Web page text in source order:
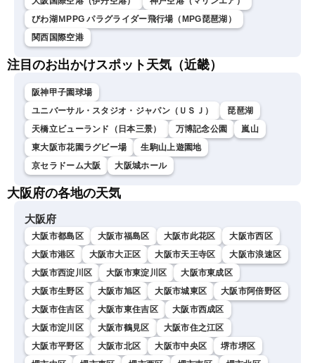
びわ湖ＭPPG パラグライダー飛行場（MPG琵琶湖）
関西国際空港
注目のお出かけスポット天気（近畿）
阪神甲子園球場
ユニバーサル・スタジオ・ジャパン（ＵＳＪ）
琵琶湖
天橋立ビューランド（日本三景）
万博記念公園
嵐山
東大阪市花園ラグビー場
生駒山上遊園地
京セラドーム大阪
大阪城ホール
大阪府の各地の天気
大阪府
大阪市都島区 大阪市福島区 大阪市此花区
大阪市西区
大阪市港区
大阪市大正区 大阪市天王寺区
大阪市浪速区
大阪市西淀川区
大阪市東淀川区
大阪市東成区
大阪市生野区
大阪市旭区 大阪市城東区
大阪市阿倍野区
大阪市住吉区
大阪市東住吉区
大阪市西成区
大阪市淀川区
大阪市鶴見区
大阪市住之江区
大阪市平野区
大阪市北区 大阪市中央区
堺市堺区